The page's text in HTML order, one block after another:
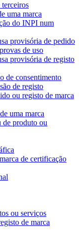
terceiros
uma marca
do INPI num
provisória de pedido
de uso
provisória de registo
de consentimento
de registo
ou registo de marca
uma marca
de produto ou
de certificação
ou serviços
de marca